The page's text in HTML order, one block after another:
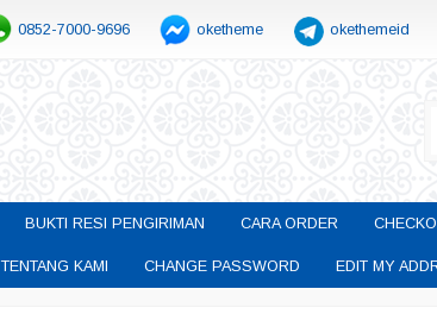
0852-7000-9696 oketheme okethemeid
BUKTI RESI PENGIRIMAN CARA ORDER
TENTANG KAMI CHANGE PASSWORD EDIT MY